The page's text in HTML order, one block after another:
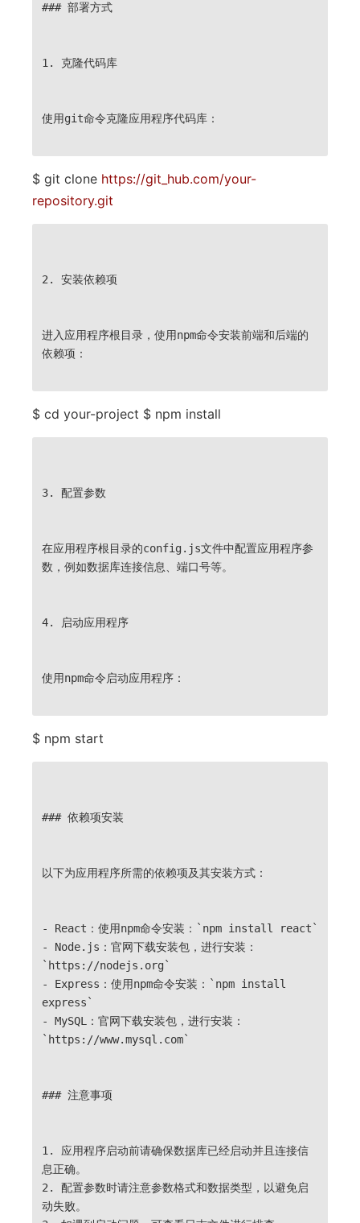
### 部署方式
1. 克隆代码库
使用git命令克隆应用程序代码库：
$ git clone https://git_hub.com/your-
repository.git
2. 安装依赖项
进入应用程序根目录，使用npm命令安装前端和后端的
依赖项：
$ cd your-project $ npm install
3. 配置参数
在应用程序根目录的config.js文件中配置应用程序参
数，例如数据库连接信息、端口号等。
4. 启动应用程序
使用npm命令启动应用程序：
$ npm start
### 依赖项安装
以下为应用程序所需的依赖项及其安装方式：
- React：使用npm命令安装： `npm install react`
- Node.js：官网下载安装包，进行安装：
`https://nodejs.org`
- Express：使用npm命令安装： `npm install
express`
- MySQL：官网下载安装包，进行安装：
`https://www.mysql.com`
### 注意事项
1. 应用程序启动前请确保数据库已经启动并且连接信
2. 配置参数时请注意参数格式和数据类型，以避免启